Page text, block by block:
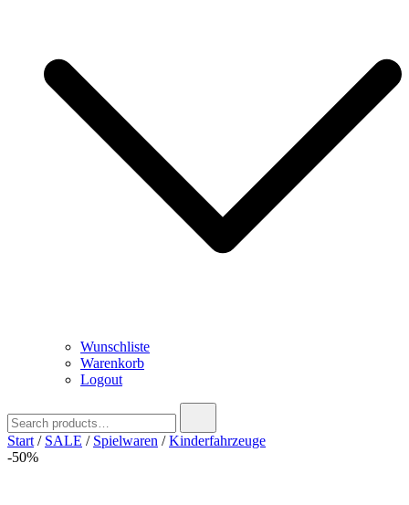
Wunschliste
Warenkorb
Logout
for:
Start / SALE / Spielwaren /Kinderfahrzeuge
-50%